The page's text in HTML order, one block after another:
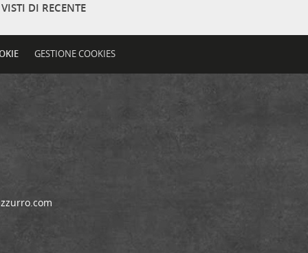
VISTI DI RECENTE
GESTIONE COOKIES